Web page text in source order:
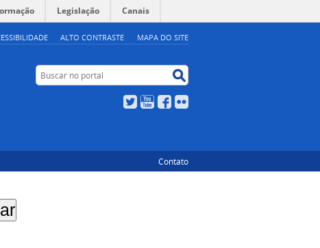
ALTO CONTRASTE MAPA DO SITE
Legislação Canais
Buscar no portal
TwitterYouTubeFacebook
Contato